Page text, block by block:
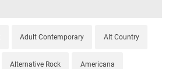
Adult Contemporary Alt Country
Alternative Rock Americana